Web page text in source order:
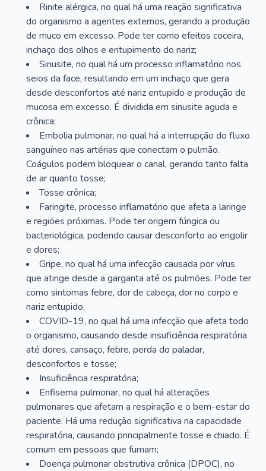
Rinite alérgica, no qual há uma reação significativa
do organismo a agentes externos, gerando a produção
de muco em excesso. Pode ter como efeitos coceira,
inchaço dos olhos e entupimento do nariz;
Sinusite, no qual há um processo inflamatório nos
seios da face, resultando em um inchaço que gera
desde desconfortos até nariz entupido e produção de
mucosa em excesso. É dividida em sinusite aguda e
crônica;
Embolia pulmonar, no qual há a interrupção do fluxo
sanguíneo nas artérias que conectam o pulmão.
Coágulos podem bloquear o canal, gerando tanto falta
de ar quanto tosse;
Tosse crônica;
Faringite, processo inflamatório que afeta a laringe
e regiões próximas. Pode ter origem fúngica ou
bacteriológica, podendo causar desconforto ao engolir
e dores;
Gripe, no qual há uma infecção causada por vírus
que atinge desde a garganta até os pulmões. Pode ter
como sintomas febre, dor de cabeça, dor no corpo e
nariz entupido;
COVID-19, no qual há uma infecção que afeta todo
o organismo, causando desde insuficiência respiratória
até dores, cansaço, febre, perda do paladar,
desconfortos e tosse;
Insuficiência respiratória;
Enfisema pulmonar, no qual há alterações
pulmonares que afetam a respiração e o bem-estar do
paciente. Há uma redução significativa na capacidade
respiratória, causando principalmente tosse e chiado. É
comum em pessoas que fumam;
Doença pulmonar obstrutiva crônica (DPOC), no